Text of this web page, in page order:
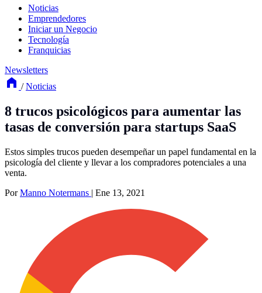
Noticias
Emprendedores
Iniciar un Negocio
Tecnología
Franquicias
Newsletters
/ Noticias
8 trucos psicológicos para aumentar las
tasas de conversión para startups SaaS
Estos simples trucos pueden desempeñar un papel fundamental en la
psicología del cliente y llevar a los compradores potenciales a una
venta.
PorManno Notermans | Ene 13, 2021